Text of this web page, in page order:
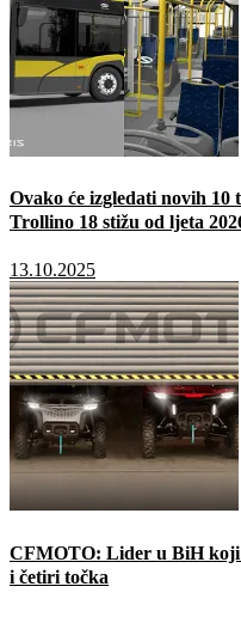
Ovako će izgledati novih 10
Trollino 18 stižu od ljeta
13.10.2025
CFMOTO: Lider u BiH koji
i četiri točka